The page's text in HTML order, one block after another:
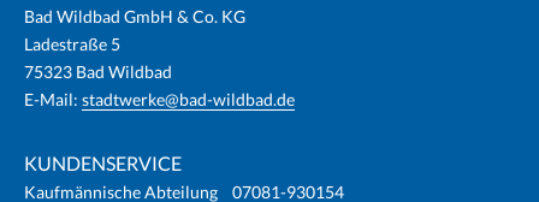
Bad Wildbad GmbH & Co. KG
Ladestraße 5
75323 Bad Wildbad
E-Mail: stadtwerke@bad-wildbad.de
KUNDENSERVICE
Kaufmännische Abteilung
07081-930154